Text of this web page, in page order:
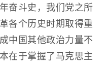
奋斗史，我们党之所
各个历史时期取得重
中国其他政治力量不
在于掌握了马克思主